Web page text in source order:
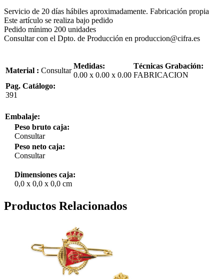
Servicio de 20 días hábiles aproximadamente. Fabricación propia
Este artículo se realiza bajo pedido
Pedido mínimo 200 unidades
Consultar con el Dpto. de Producción en produccion@cifra.es
Material : Consultar
Medidas:
0.00 x 0.00 x 0.00
Técnicas Grabación:
FABRICACION
Pag. Catálogo:
391
Embalaje:
Peso bruto caja:
Consultar
Peso neto caja:
Consultar
Dimensiones caja:
0,0 x 0,0 x 0,0 cm
Productos Relacionados